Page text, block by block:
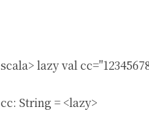
scala> lazy val
cc: String = <lazy>